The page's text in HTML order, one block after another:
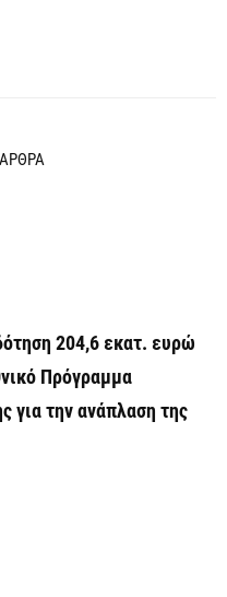
204,6 εκατ. ευρώ
Πρόγραμμα
για την ανάπλαση της